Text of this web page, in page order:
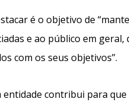
é o objetivo de
e ao público em
com os seus objetivos”.
contribui para